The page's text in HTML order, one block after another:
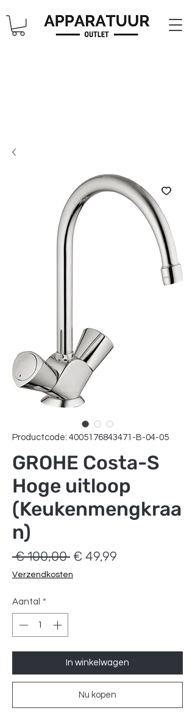
Productcode: 4005176843471-B-04-05
GROHE Costa-S
Hoge uitloop
(Keukenmengkraa
n)
€ 100,00 Normale
prijs
€ 49,99
Verzendkosten
Aantal *
In winkelwagen
Nu kopen